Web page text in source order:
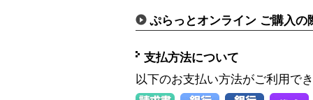
ぷらっとオンライン ご購入の
支払方法について
以下のお支払い方法がご利用で